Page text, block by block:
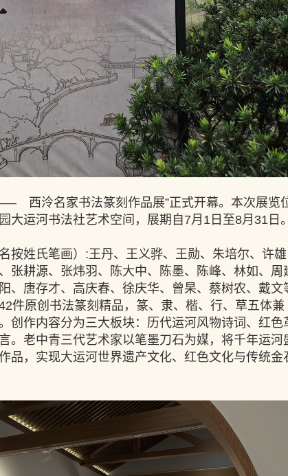
西泠名家书法篆刻作品展”正式开幕。本次展览
大运河书法社艺术空间，展期自7月1日至8月31日。
按姓氏笔画）:王丹、王义骅、王勋、朱培尔、许雄
张耕源、张炜羽、陈大中、陈墨、陈峰、林如、周
、唐存才、高庆春、徐庆华、曾杲、蔡树农、戴文
件原创书法篆刻精品，篆、隶、楷、行、草五体兼
创作内容分为三大板块：历代运河风物诗词、红色
。老中青三代艺术家以笔墨刀石为媒，将千年运河
品，实现大运河世界遗产文化、红色文化与传统金